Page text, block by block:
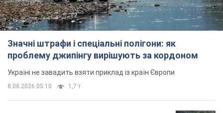
дороги перетворились на річки.
Відео
Негода накрила Івано-Франківщину та
17,1 т.
Жінці нарахували 729 тис. грн боргу
за газ через покази зіпсованого
лічильника: суддя ухвалив